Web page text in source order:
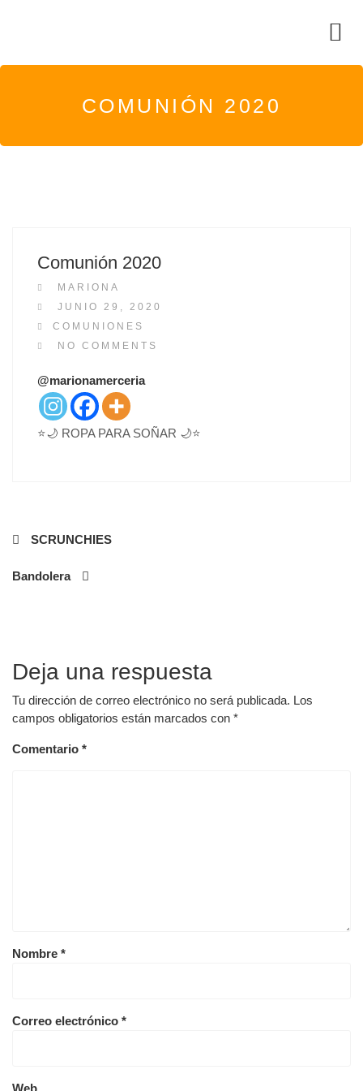
COMUNIÓN 2020
Comunión 2020
MARIONA
P
O
S
E
D
O
JUNIO 29, 2020
COMUNIONES
NO COMMENTS
@marionamerceria
⭐🌙 ROPA PARA SOÑAR 🌙⭐
Navegación
de
SCRUNCHIES
Bandolera
Deja una respuesta
Tu dirección de correo electrónico no será publicada. Los
campos obligatorios están marcados con *
Comentario *
Nombre *
Correo electrónico *
Web